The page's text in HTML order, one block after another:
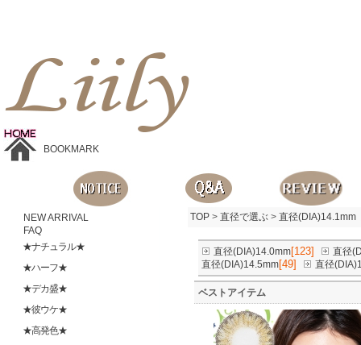
BOOKMARK
NEW ARRIVAL
FAQ
★ナチュラル★
★ハーフ★
★デカ盛★
★彼ウケ★
★高発色★
TOP > 直径で選ぶ > 直径(DIA)14.1mm
直径(DIA)14.0mm[123]
直径
直径(DIA)14.5mm[49] 直径
ベストアイテム